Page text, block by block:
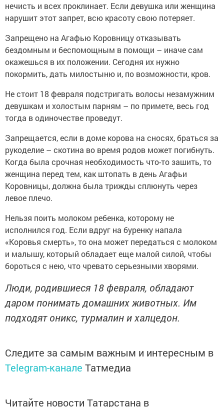
нечисть и всех проклинает. Если девушка или женщина
нарушит этот запрет, всю красоту свою потеряет.
Запрещено на Агафью Коровницу отказывать
бездомным и беспомощным в помощи – иначе сам
окажешься в их положении. Сегодня их нужно
покормить, дать милостыню и, по возможности, кров.
Не стоит 18 февраля подстригать волосы незамужним
девушкам и холостым парням – по примете, весь год
тогда в одиночестве проведут.
Запрещается, если в доме корова на сносях, браться за
рукоделие – скотина во время родов может погибнуть.
Когда была срочная необходимость что-то зашить, то
женщина перед тем, как штопать в день Агафьи
Коровницы, должна была трижды сплюнуть через
левое плечо.
Нельзя поить молоком ребенка, которому не
исполнился год. Если вдруг на буренку напала
«Коровья смерть», то она может передаться с молоком
и малышу, который обладает еще малой силой, чтобы
бороться с нею, что чревато серьезными хворями.
Люди, родившиеся 18 февраля, обладают
даром понимать домашних животных. Им
подходят оникс, турмалин и халцедон.
Следите за самым важным и интересным в
Telegram-канале Татмедиа
Читайте новости Татарстана в